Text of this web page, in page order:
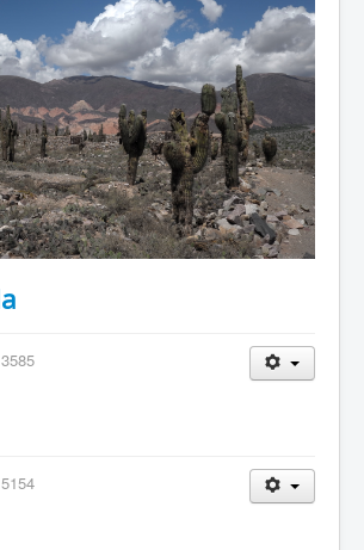
de l'Homme
membre ou par un don
Choquehuanca Condori